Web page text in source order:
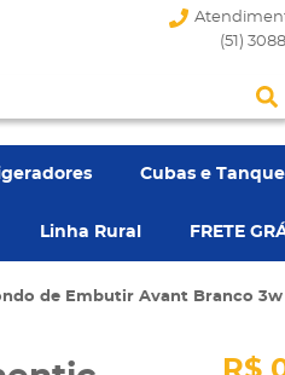
(51)
Cubas e
Linha Rural FRETE
de Embutir Avant Branco 3w